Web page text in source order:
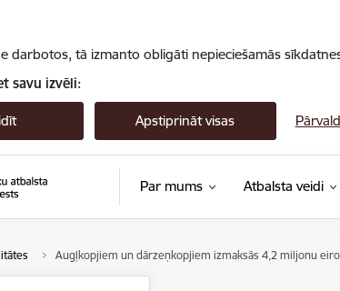
darbotos, tā izmanto obligāti nepieciešamās
savu izvēli:
Apstiprināt visas
Par mums Atbalsta veidi
Augļkopjiem un dārzeņkopjiem izmaksās 4,2 miljonu